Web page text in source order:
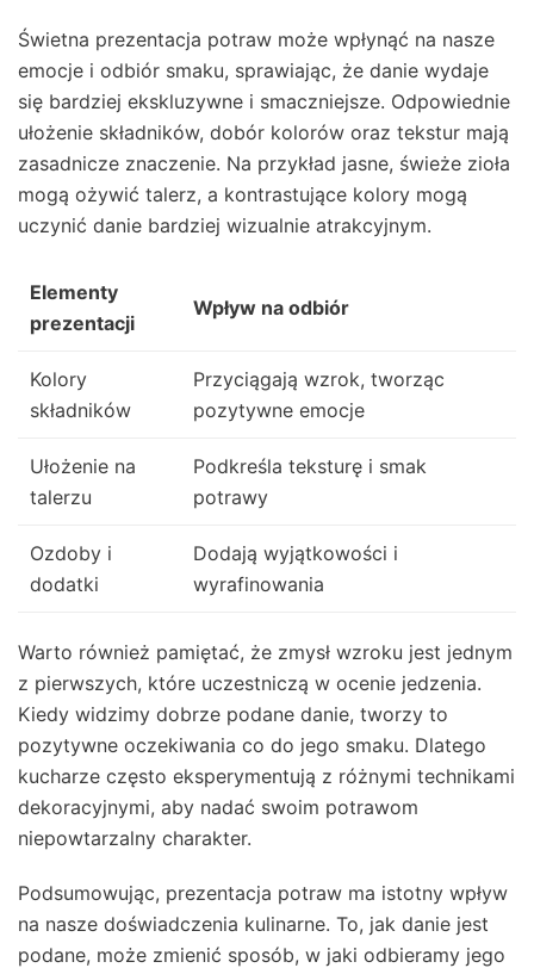
Świetna prezentacja potraw może wpłynąć na nasze
emocje i odbiór smaku, sprawiając, że danie wydaje
się bardziej ekskluzywne i smaczniejsze. Odpowiednie
ułożenie składników, dobór kolorów oraz tekstur mają
zasadnicze znaczenie. Na przykład jasne, świeże zioła
mogą ożywić talerz, a kontrastujące kolory mogą
uczynić danie bardziej wizualnie atrakcyjnym.
Elementy
prezentacji
Wpływ na odbiór
Kolory
składników
Przyciągają wzrok, tworząc
pozytywne emocje
Ułożenie na
talerzu
Podkreśla teksturę i smak
potrawy
Ozdoby i
dodatki
Dodają wyjątkowości i
wyrafinowania
Warto również pamiętać, że zmysł wzroku jest jednym
z pierwszych, które uczestniczą w ocenie jedzenia.
Kiedy widzimy dobrze podane danie, tworzy to
pozytywne oczekiwania co do jego smaku. Dlatego
kucharze często eksperymentują z różnymi technikami
dekoracyjnymi, aby nadać swoim potrawom
niepowtarzalny charakter.
Podsumowując, prezentacja potraw ma istotny wpływ
na nasze doświadczenia kulinarne. To, jak danie jest
podane, może zmienić sposób, w jaki odbieramy jego